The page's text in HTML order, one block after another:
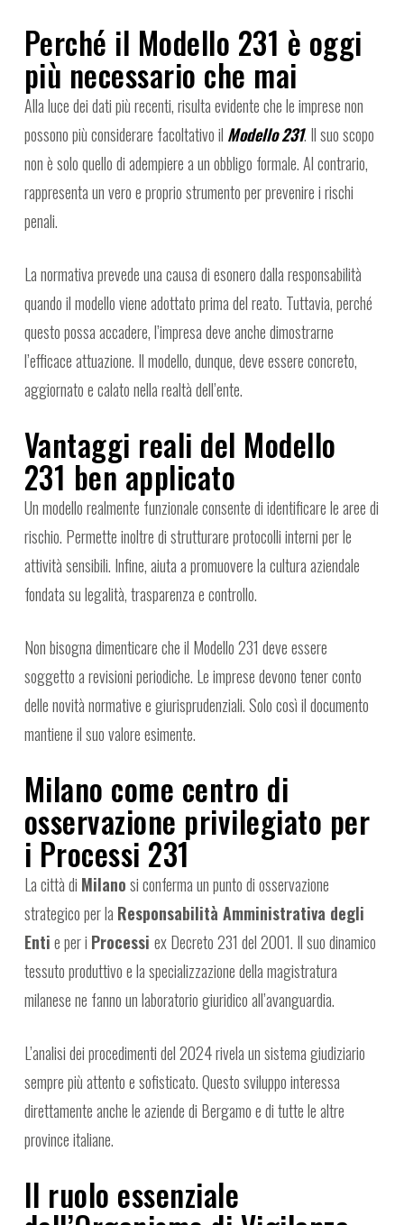
Perché il Modello 231 è oggi
più necessario che mai
Alla luce dei dati più recenti, risulta evidente che le imprese non
possono più considerare facoltativo il Modello 231. Il suo scopo
non è solo quello di adempiere a un obbligo formale. Al contrario,
rappresenta un vero e proprio strumento per prevenire i rischi
penali.
La normativa prevede una causa di esonero dalla responsabilità
quando il modello viene adottato prima del reato. Tuttavia, perché
questo possa accadere, l’impresa deve anche dimostrarne
l’efficace attuazione. Il modello, dunque, deve essere concreto,
aggiornato e calato nella realtà dell’ente.
Vantaggi reali del Modello
231 ben applicato
Un modello realmente funzionale consente di identificare le aree di
rischio. Permette inoltre di strutturare protocolli interni per le
attività sensibili. Infine, aiuta a promuovere la cultura aziendale
fondata su legalità, trasparenza e controllo.
Non bisogna dimenticare che il Modello 231 deve essere
soggetto a revisioni periodiche. Le imprese devono tener conto
delle novità normative e giurisprudenziali. Solo così il documento
mantiene il suo valore esimente.
Milano come centro di
osservazione privilegiato per
i Processi 231
La città di Milanosi conferma un punto di osservazione
strategico per la Responsabilità Amministrativa degli
Entie per i Processi ex Decreto 231 del 2001. Il suo dinamico
tessuto produttivo e la specializzazione della magistratura
milanese ne fanno un laboratorio giuridico all’avanguardia.
L’analisi dei procedimenti del 2024 rivela un sistema giudiziario
sempre più attento e sofisticato. Questo sviluppo interessa
direttamente anche le aziende di Bergamo e di tutte le altre
province italiane.
Il ruolo essenziale